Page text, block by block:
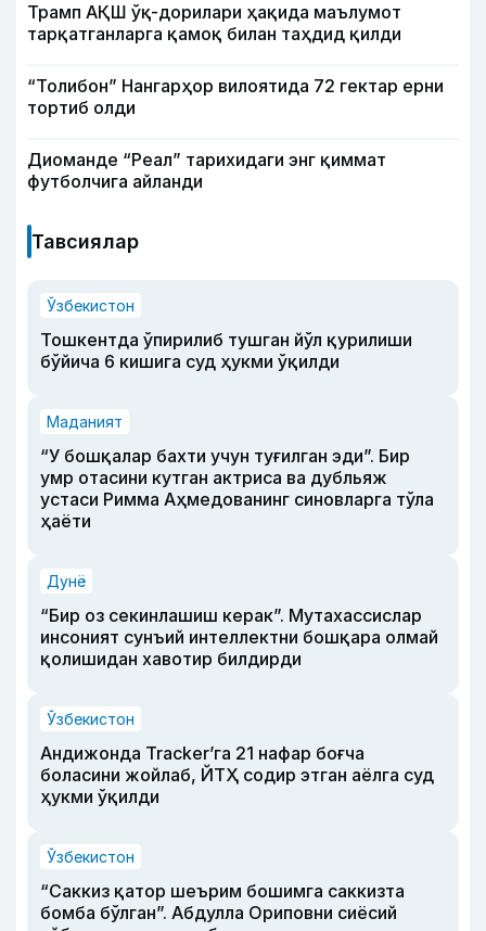
Трамп АҚШ ўқ-дорилари ҳақида маълумот
тарқатганларга қамоқ билан таҳдид қилди
“Толибон” Нангарҳор вилоятида 72 гектар ерни
тортиб олди
Диоманде “Реал” тарихидаги энг қиммат
футболчига айланди
Тавсиялар
Ўзбекистон
Тошкентда ўпирилиб тушган йўл қурилиши
бўйича 6 кишига суд ҳукми ўқилди
Маданият
“У бошқалар бахти учун туғилган эди”. Бир
умр отасини кутган актриса ва дубльяж
устаси Римма Аҳмедованинг синовларга тўла
ҳаёти
Дунё
“Бир оз секинлашиш керак”. Мутахассислар
инсоният сунъий интеллектни бошқара олмай
қолишидан хавотир билдирди
Ўзбекистон
Андижонда Tracker’га 21 нафар боғча
боласини жойлаб, ЙТҲ содир этган аёлга суд
ҳукми ўқилди
Ўзбекистон
“Саккиз қатор шеърим бошимга саккизта
бомба бўлган”. Абдулла Ориповни сиёсий